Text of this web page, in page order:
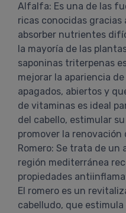
Alfalfa: Es una de las
ricas conocidas gracias
absorber nutrientes
la mayoría de las
saponinas triterpenas
mejorar la apariencia
apagados, abiertos y
de vitaminas es ideal
del cabello, estimular
promover la renovación
Romero: Se trata de un
región mediterránea
propiedades
El romero es un
cabelludo, que